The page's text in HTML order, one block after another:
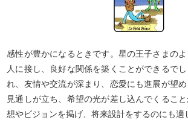
感性が豊かになるときです。星の王子さまの
人に接し、良好な関係を築くことができるで
れ、友情や交流が深まり、恋愛にも進展が望
見通しが立ち、希望の光が差し込んでくるこ
想やビジョンを掲げ、将来設計をするのにも適